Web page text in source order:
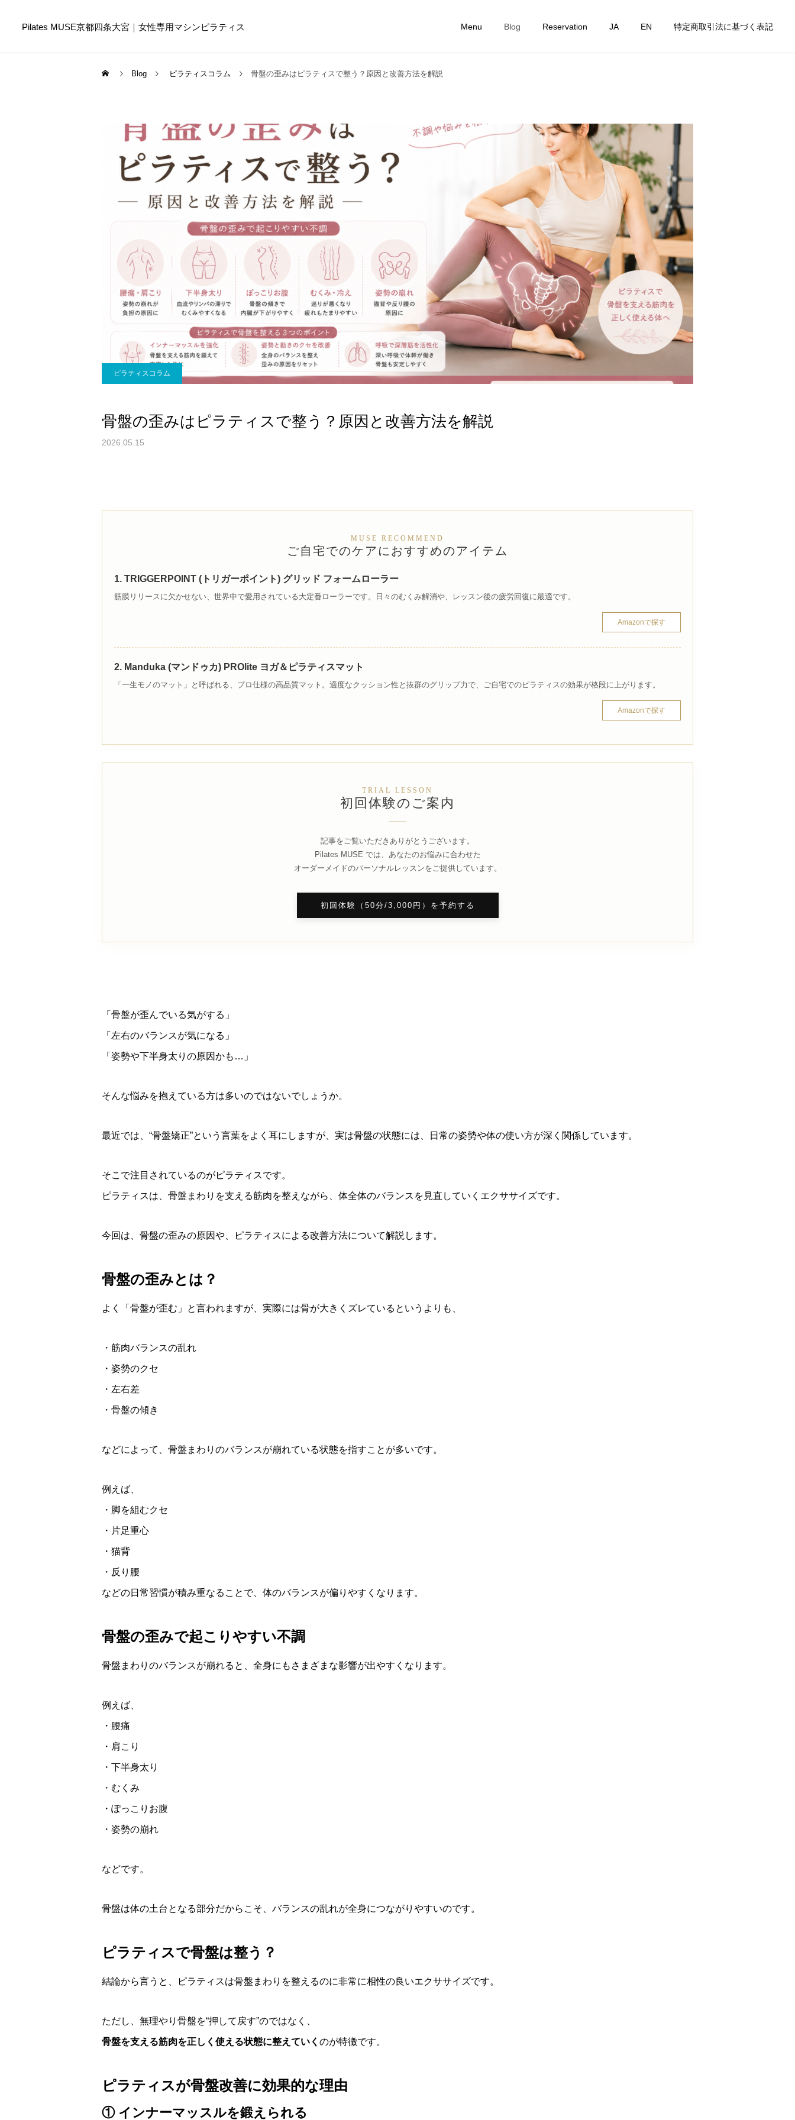
Pilates MUSE京都四条大宮｜女性専用マシンピラティス Menu Blog Reservation JA EN 特定商取引法に基づく表記
Online Pilates First Lesson Personal Ticket Personal Lesson
ピラティスは筋トレの代わ
りになる？違いや目的に合
ピラティスコラム
美容のために今日からやめ
たい5つの生活習慣｜内側
ピラティスコラム
は？今日から始める身体の
中からの美容習慣
ピラティスコラム
たんぱく質不足は美容の
敵？女性が毎日意識したい
腸活×ピラティス｜身体の
Blog ピラティスコラム 骨盤の歪みはピラティスで整う？原因と改善方法を解説
ピラティスコラム
骨盤の歪みはピラティスで整う？原因と改善方法を解説
2026.05.15
MUSE RECOMMEND
ご自宅でのケアにおすすめのアイテム
1. TRIGGERPOINT (トリガーポイント) グリッド フォームローラー
筋膜リリースに欠かせない、世界中で愛用されている大定番ローラーです。日々のむくみ解消や、レッスン後の疲労回復に最適です。
Amazonで探す
2. Manduka (マンドゥカ) PROlite ヨガ＆ピラティスマット
「一生モノのマット」と呼ばれる、プロ仕様の高品質マット。適度なクッション性と抜群のグリップ力で、ご自宅でのピラティスの効果が格段に上がります。
Amazonで探す
TRIAL LESSON
初回体験のご案内
記事をご覧いただきありがとうございます。
Pilates MUSE では、あなたのお悩みに合わせた
オーダーメイドのパーソナルレッスンをご提供しています。
初回体験（50分/3,000円）を予約する
「骨盤が歪んでいる気がする」
「左右のバランスが気になる」
「姿勢や下半身太りの原因かも…」
そんな悩みを抱えている方は多いのではないでしょうか。
最近では、“骨盤矯正”という言葉をよく耳にしますが、実は骨盤の状態には、日常の姿勢や体の使い方が深く関係しています。
そこで注目されているのがピラティスです。
ピラティスは、骨盤まわりを支える筋肉を整えながら、体全体のバランスを見直していくエクササイズです。
今回は、骨盤の歪みの原因や、ピラティスによる改善方法について解説します。
骨盤の歪みとは？
よく「骨盤が歪む」と言われますが、実際には骨が大きくズレているというよりも、
・筋肉バランスの乱れ
・姿勢のクセ
・左右差
・骨盤の傾き
などによって、骨盤まわりのバランスが崩れている状態を指すことが多いです。
例えば、
・脚を組むクセ
・片足重心
・猫背
・反り腰
などの日常習慣が積み重なることで、体のバランスが偏りやすくなります。
骨盤の歪みで起こりやすい不調
骨盤まわりのバランスが崩れると、全身にもさまざまな影響が出やすくなります。
例えば、
・腰痛
・肩こり
・下半身太り
・むくみ
・ぽっこりお腹
・姿勢の崩れ
などです。
骨盤は体の土台となる部分だからこそ、バランスの乱れが全身につながりやすいのです。
ピラティスで骨盤は整う？
結論から言うと、ピラティスは骨盤まわりを整えるのに非常に相性の良いエクササイズです。
ただし、無理やり骨盤を“押して戻す”のではなく、
骨盤を支える筋肉を正しく使える状態に整えていく のが特徴です。
ピラティスが骨盤改善に効果的な理由
① インナーマッスルを鍛えられる